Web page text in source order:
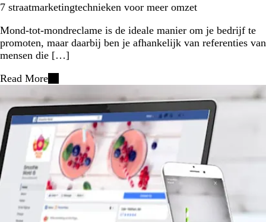
7 straatmarketingtechnieken voor meer omzet
Mond-tot-mondreclame is de ideale manier om je bedrijf te
promoten, maar daarbij ben je afhankelijk van referenties van
mensen die […]
Read More